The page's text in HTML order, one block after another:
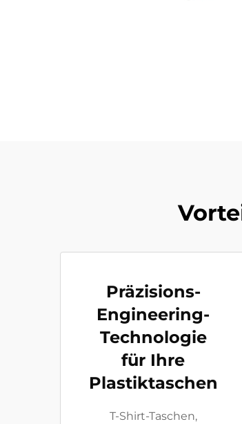
Präzisions-
Engineering-
Technologie
für Ihre
Plastiktaschen
T-Shirt-Taschen,